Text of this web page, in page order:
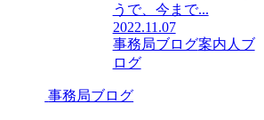
うで、今まで...
2022.11.07
事務局ブログ案内人ブ
ログ
事務局ブログ